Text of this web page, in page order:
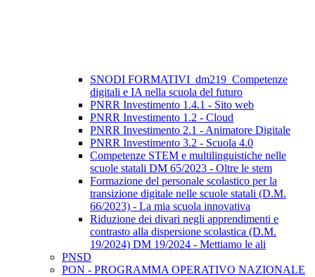
SNODI FORMATIVI_dm219_Competenze
digitali e IA nella scuola del futuro
PNRR Investimento 1.4.1 - Sito web
PNRR Investimento 1.2 - Cloud
PNRR Investimento 2.1 - Animatore Digitale
PNRR Investimento 3.2 - Scuola 4.0
Competenze STEM e multilinguistiche nelle
scuole statali DM 65/2023 - Oltre le stem
Formazione del personale scolastico per la
transizione digitale nelle scuole statali (D.M.
66/2023) - La mia scuola innovativa
Riduzione dei divari negli apprendimenti e
contrasto alla dispersione scolastica (D.M.
19/2024) DM 19/2024 - Mettiamo le ali
PNSD
PON - PROGRAMMA OPERATIVO NAZIONALE